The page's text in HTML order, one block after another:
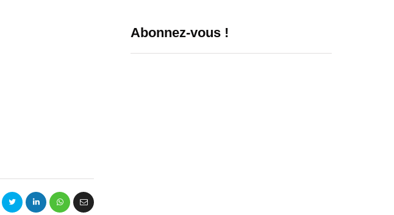
Abonnez-vous !